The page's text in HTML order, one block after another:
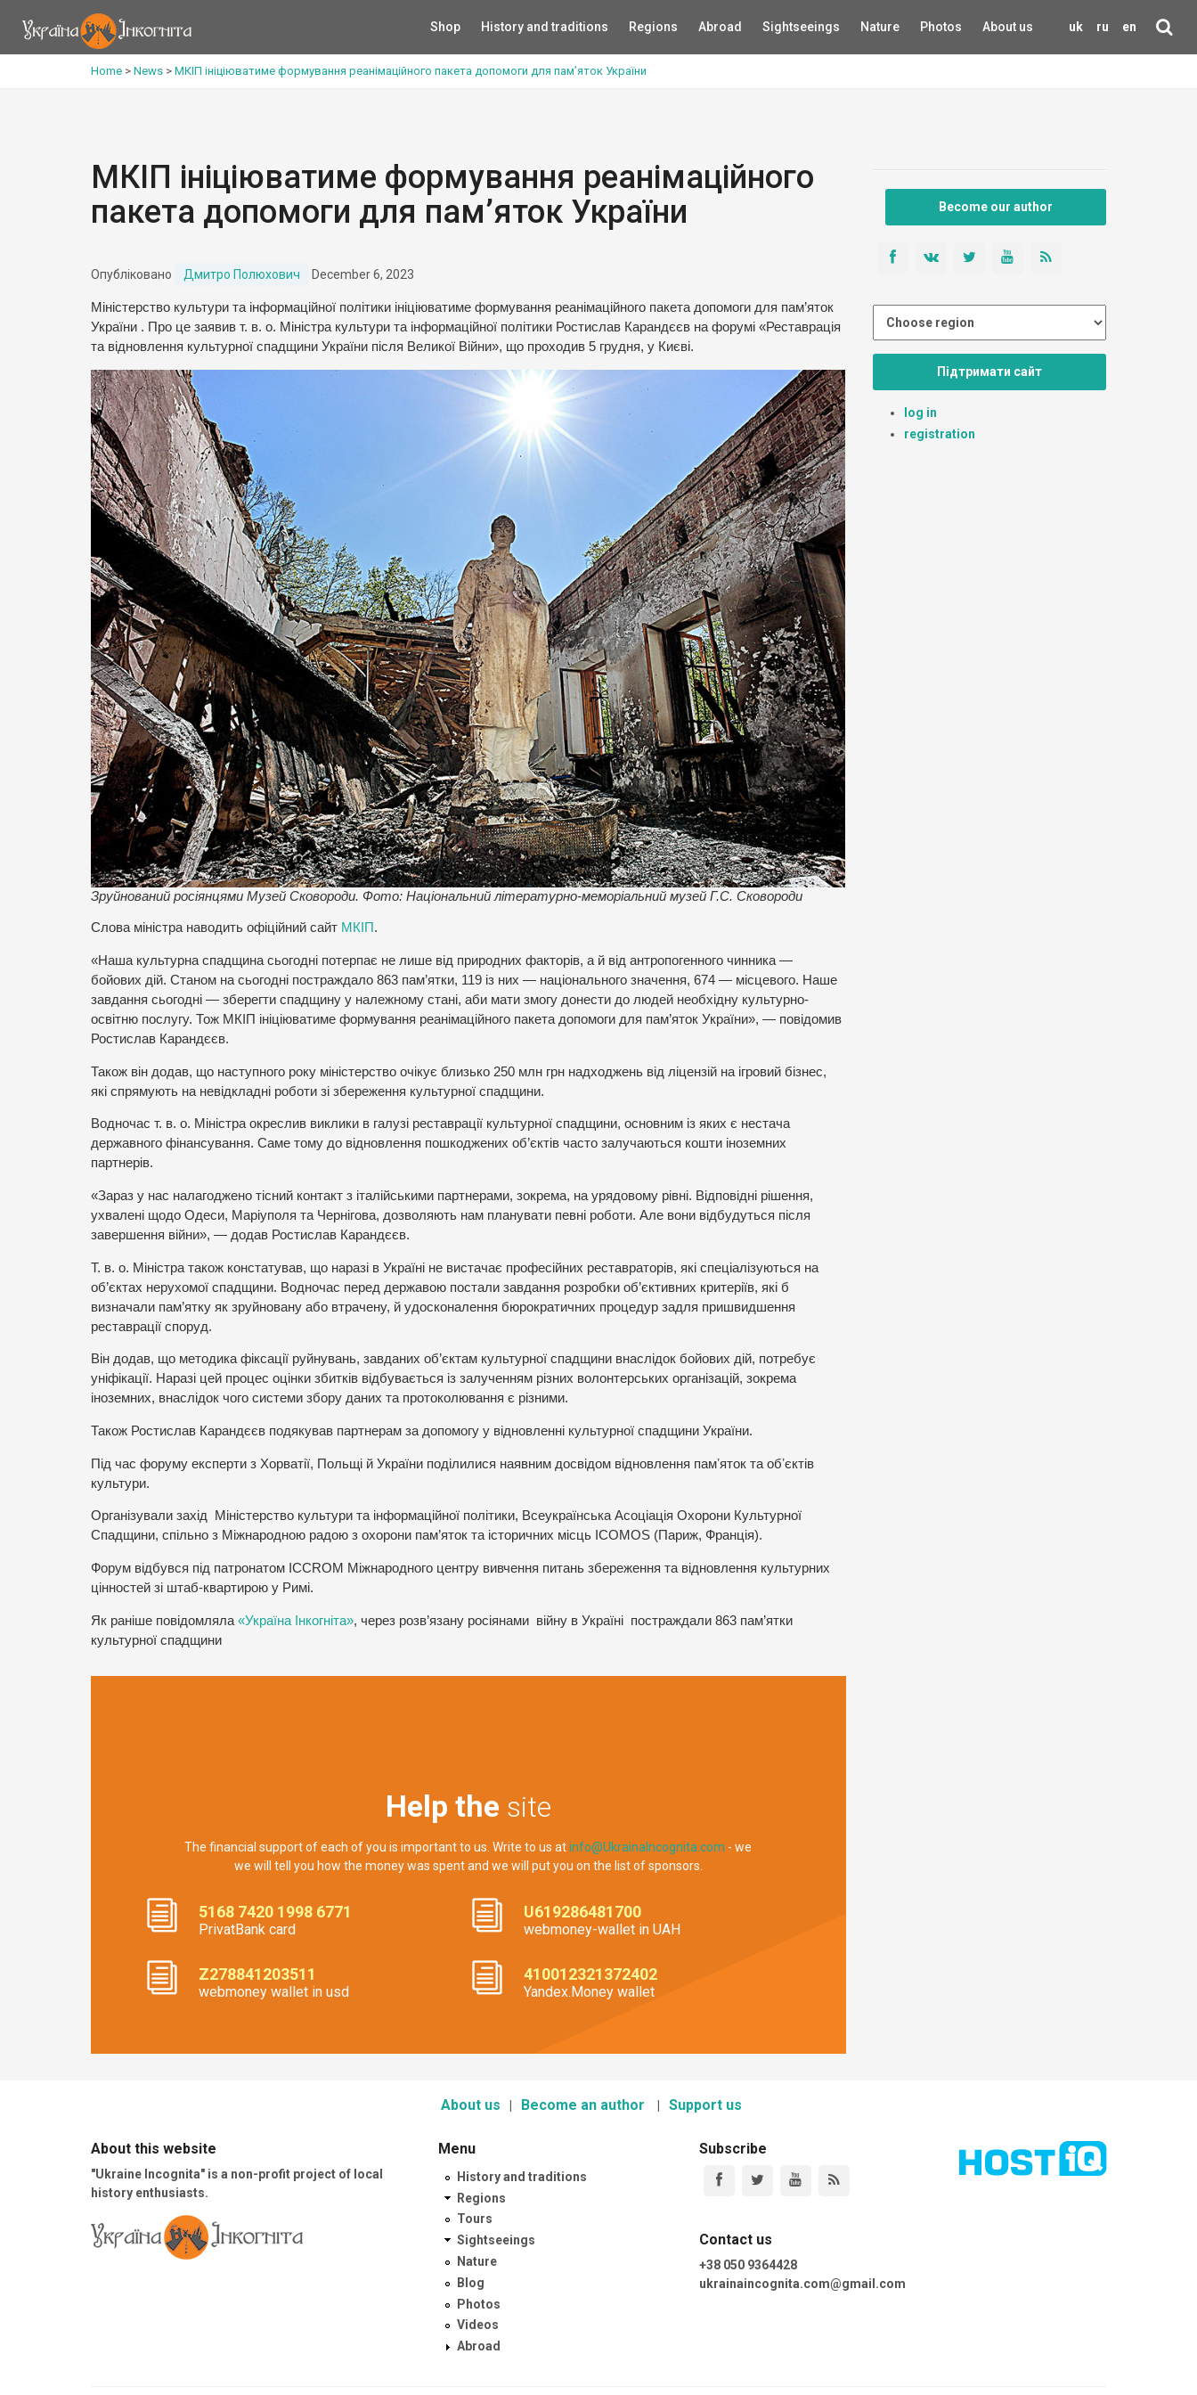
uk ru en
Shop History and traditions Regions Abroad Sightseeings Nature Photos About us
Home > News > МКІП ініціюватиме формування реанімаційного пакета допомоги для пам’яток України
МКІП ініціюватиме формування реанімаційного
пакета допомоги для пам’яток України
Опубліковано Дмитро Полюхович December 6, 2023
Міністерство культури та інформаційної політики ініціюватиме формування реанімаційного пакета допомоги для пам’яток
України . Про це заявив т. в. о. Міністра культури та інформаційної політики Ростислав Карандєєв на форумі «Реставрація
та відновлення культурної спадщини України після Великої Війни», що проходив 5 грудня, у Києві.
Зруйнований росіянцями Музей Сковороди. Фото: Національний літературно-меморіальний музей Г.С. Сковороди
Слова міністра наводить офіційний сайт МКІП.
«Наша культурна спадщина сьогодні потерпає не лише від природних факторів, а й від антропогенного чинника —
бойових дій. Станом на сьогодні постраждало 863 пам’ятки, 119 із них — національного значення, 674 — місцевого. Наше
завдання сьогодні — зберегти спадщину у належному стані, аби мати змогу донести до людей необхідну культурно-
освітню послугу. Тож МКІП ініціюватиме формування реанімаційного пакета допомоги для пам’яток України», — повідомив
Ростислав Карандєєв.
Також він додав, що наступного року міністерство очікує близько 250 млн грн надходжень від ліцензій на ігровий бізнес,
які спрямують на невідкладні роботи зі збереження культурної спадщини.
Водночас т. в. о. Міністра окреслив виклики в галузі реставрації культурної спадщини, основним із яких є нестача
державного фінансування. Саме тому до відновлення пошкоджених об’єктів часто залучаються кошти іноземних
партнерів.
«Зараз у нас налагоджено тісний контакт з італійськими партнерами, зокрема, на урядовому рівні. Відповідні рішення,
ухвалені щодо Одеси, Маріуполя та Чернігова, дозволяють нам планувати певні роботи. Але вони відбудуться після
завершення війни», — додав Ростислав Карандєєв.
Т. в. о. Міністра також констатував, що наразі в Україні не вистачає професійних реставраторів, які спеціалізуються на
об’єктах нерухомої спадщини. Водночас перед державою постали завдання розробки об’єктивних критеріїв, які б
визначали пам’ятку як зруйновану або втрачену, й удосконалення бюрократичних процедур задля пришвидшення
реставрації споруд.
Він додав, що методика фіксації руйнувань, завданих об’єктам культурної спадщини внаслідок бойових дій, потребує
уніфікації. Наразі цей процес оцінки збитків відбувається із залученням різних волонтерських організацій, зокрема
іноземних, внаслідок чого системи збору даних та протоколювання є різними.
Також Ростислав Карандєєв подякував партнерам за допомогу у відновленні культурної спадщини України.
Під час форуму експерти з Хорватії, Польщі й України поділилися наявним досвідом відновлення памʼяток та обʼєктів
культури.
Організували захід Міністерство культури та інформаційної політики, Всеукраїнська Асоціація Охорони Культурної
Спадщини, спільно з Міжнародною радою з охорони пам’яток та історичних місць ICOMOS (Париж, Франція).
Форум відбувся під патронатом ICCROM Міжнародного центру вивчення питань збереження та відновлення культурних
цінностей зі штаб-квартирою у Римі.
Як раніше повідомляла «Україна Інкогніта», через розв’язану росіянами війну в Україні постраждали 863 пам’ятки
культурної спадщини
Help the site
The financial support of each of you is important to us. Write to us atinfo@UkrainaIncognita.com - we
we will tell you how the money was spent and we will put you on the list of sponsors.
5168 7420 1998 6771
PrivatBank card
U619286481700
webmoney-wallet in UAH
Z278841203511
webmoney wallet in usd
410012321372402
Yandex.Money wallet
Become our author
Підтримати сайт
log in
registration
About us Become an author Support us
About this website
"Ukraine Incognita" is a non-profit project of local
history enthusiasts.
Menu
History and traditions
Regions
Tours
Sightseeings
Nature
Blog
Photos
Videos
Abroad
Subscribe
Contact us
+38 050 9364428
ukrainaincognita.com@gmail.com